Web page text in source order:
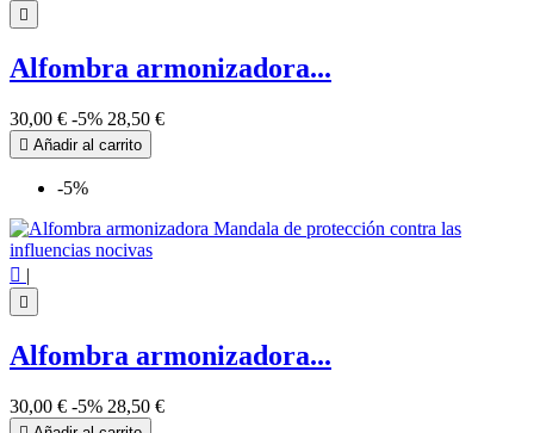

Alfombra armonizadora...
30,00 € -5% 28,50 €
 Añadir al carrito
-5%
 |

Alfombra armonizadora...
30,00 € -5% 28,50 €